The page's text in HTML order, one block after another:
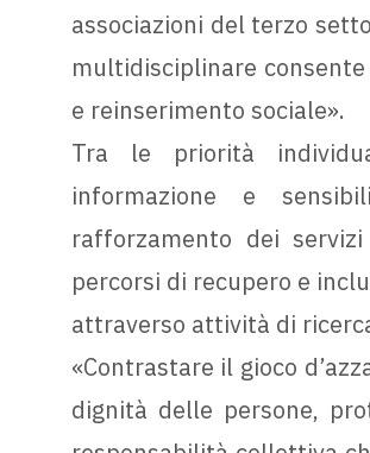
associazioni del terzo
multidisciplinare
e reinserimento sociale».
Tra le priorità
informazione e
rafforzamento dei
percorsi di recupero e
attraverso attività di
«Contrastare il gioco
dignità delle persone,